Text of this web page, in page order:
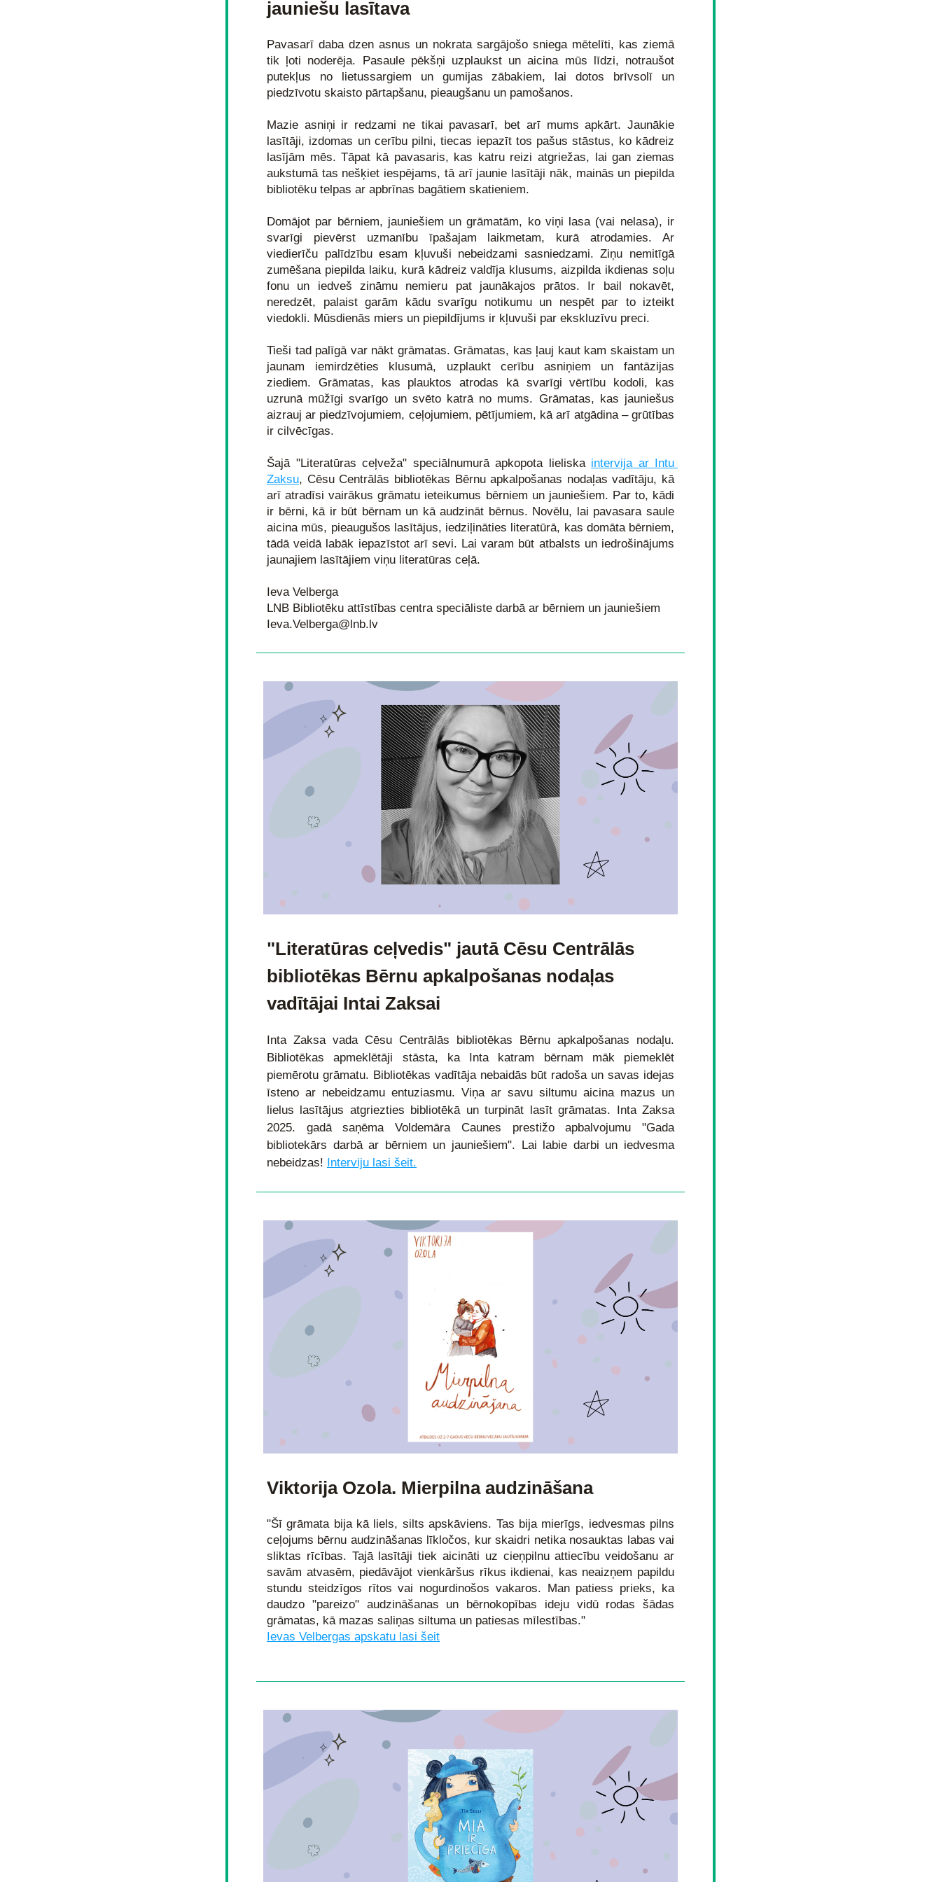
jauniešu lasītava
Pavasarī daba dzen asnus un nokrata sargājošo sniega mētelīti, kas ziemā
tik ļoti noderēja. Pasaule pēkšņi uzplaukst un aicina mūs līdzi, notraušot
putekļus no lietussargiem un gumijas zābakiem, lai dotos brīvsolī un
piedzīvotu skaisto pārtapšanu, pieaugšanu un pamošanos.
Mazie asniņi ir redzami ne tikai pavasarī, bet arī mums apkārt. Jaunākie
lasītāji, izdomas un cerību pilni, tiecas iepazīt tos pašus stāstus, ko kādreiz
lasījām mēs. Tāpat kā pavasaris, kas katru reizi atgriežas, lai gan ziemas
aukstumā tas nešķiet iespējams, tā arī jaunie lasītāji nāk, mainās un piepilda
bibliotēku telpas ar apbrīnas bagātiem skatieniem.
Domājot par bērniem, jauniešiem un grāmatām, ko viņi lasa (vai nelasa), ir
svarīgi pievērst uzmanību īpašajam laikmetam, kurā atrodamies. Ar
viedierīču palīdzību esam kļuvuši nebeidzami sasniedzami. Ziņu nemitīgā
zumēšana piepilda laiku, kurā kādreiz valdīja klusums, aizpilda ikdienas soļu
fonu un iedveš zināmu nemieru pat jaunākajos prātos. Ir bail nokavēt,
neredzēt, palaist garām kādu svarīgu notikumu un nespēt par to izteikt
viedokli. Mūsdienās miers un piepildījums ir kļuvuši par ekskluzīvu preci.
Tieši tad palīgā var nākt grāmatas. Grāmatas, kas ļauj kaut kam skaistam un
jaunam iemirdzēties klusumā, uzplaukt cerību asniņiem un fantāzijas
ziediem. Grāmatas, kas plauktos atrodas kā svarīgi vērtību kodoli, kas
uzrunā mūžīgi svarīgo un svēto katrā no mums. Grāmatas, kas jauniešus
aizrauj ar piedzīvojumiem, ceļojumiem, pētījumiem, kā arī atgādina – grūtības
ir cilvēcīgas.
Šajā "Literatūras ceļveža" speciālnumurā apkopota lieliska intervija ar Intu
Zaksu, Cēsu Centrālās bibliotēkas Bērnu apkalpošanas nodaļas vadītāju, kā
arī atradīsi vairākus grāmatu ieteikumus bērniem un jauniešiem. Par to, kādi
ir bērni, kā ir būt bērnam un kā audzināt bērnus. Novēlu, lai pavasara saule
aicina mūs, pieaugušos lasītājus, iedziļināties literatūrā, kas domāta bērniem,
tādā veidā labāk iepazīstot arī sevi. Lai varam būt atbalsts un iedrošinājums
jaunajiem lasītājiem viņu literatūras ceļā.
Ieva Velberga
LNB Bibliotēku attīstības centra speciāliste darbā ar bērniem un jauniešiem
Ieva.Velberga@lnb.lv
"Literatūras ceļvedis" jautā Cēsu Centrālās
bibliotēkas Bērnu apkalpošanas nodaļas
vadītājai Intai Zaksai
Inta Zaksa vada Cēsu Centrālās bibliotēkas Bērnu apkalpošanas nodaļu.
Bibliotēkas apmeklētāji stāsta, ka Inta katram bērnam māk piemeklēt
piemērotu grāmatu. Bibliotēkas vadītāja nebaidās būt radoša un savas idejas
īsteno ar nebeidzamu entuziasmu. Viņa ar savu siltumu aicina mazus un
lielus lasītājus atgriezties bibliotēkā un turpināt lasīt grāmatas. Inta Zaksa
2025. gadā saņēma Voldemāra Caunes prestižo apbalvojumu "Gada
bibliotekārs darbā ar bērniem un jauniešiem". Lai labie darbi un iedvesma
nebeidzas! Interviju lasi šeit.
Viktorija Ozola. Mierpilna audzināšana
"Šī grāmata bija kā liels, silts apskāviens. Tas bija mierīgs, iedvesmas pilns
ceļojums bērnu audzināšanas līkločos, kur skaidri netika nosauktas labas vai
sliktas rīcības. Tajā lasītāji tiek aicināti uz cieņpilnu attiecību veidošanu ar
savām atvasēm, piedāvājot vienkāršus rīkus ikdienai, kas neaizņem papildu
stundu steidzīgos rītos vai nogurdinošos vakaros. Man patiess prieks, ka
daudzo "pareizo" audzināšanas un bērnokopības ideju vidū rodas šādas
grāmatas, kā mazas saliņas siltuma un patiesas mīlestības."
Ievas Velbergas apskatu lasi šeit